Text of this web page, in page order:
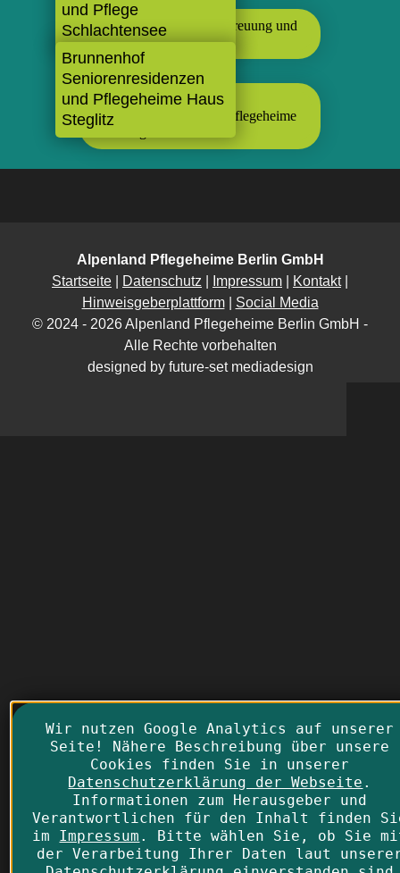
und Pflege
Schlachtensee
Brunnenhof
Seniorenresidenzen
und Pflegeheime Haus
Steglitz
Alpenland Pflegeheime Berlin GmbH
Startseite
Datenschutz Impressum Kontakt|
Hinweisgeberplattform| Social Media
© 2024 - 2026 Alpenland Pflegeheime Berlin GmbH -
Alle Rechte vorbehalten
designed by future-set mediadesign
Wir nutzen Google Analytics auf unserer
Seite! Nähere Beschreibung über unsere
Cookies finden Sie in unserer
Datenschutzerklärung der Webseite .
Informationen zum Herausgeber und
Verantwortlichen für den Inhalt finden
im Impressum . Bitte wählen Sie, ob Sie
der Verarbeitung Ihrer Daten laut